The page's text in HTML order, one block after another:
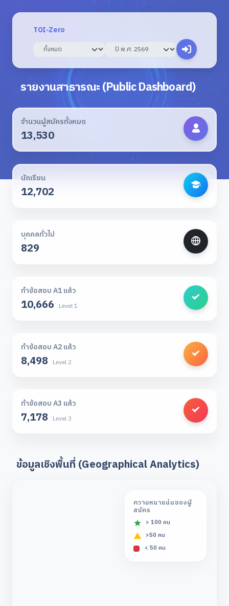
TOI-Zero
รายงานสาธารณะ (Public Dashboard)
จำนวนผู้สมัครทั้งหมด
13,530
นักเรียน
12,702
บุคคลทั่วไป
829
ทำข้อสอบ A1 แล้ว
10,666 Level 1
ทำข้อสอบ A2 แล้ว
8,498 Level 2
ทำข้อสอบ A3 แล้ว
7,178 Level 3
ข้อมูลเชิงพื้นที่ (Geographical Analytics)
ความหนาแน่นของผู้
สมัคร
> 100 คน
>50 คน
< 50 คน